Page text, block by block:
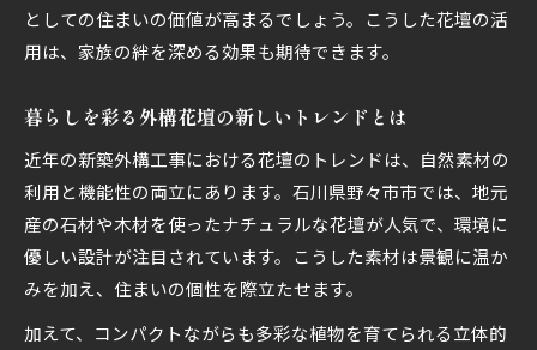
としての住まいの価値が高まるでしょう。こうした花壇の活
用は、家族の絆を深める効果も期待できます。
暮らしを彩る外構花壇の新しいトレンドとは
近年の新築外構工事における花壇のトレンドは、自然素材の
利用と機能性の両立にあります。石川県野々市市では、地元
産の石材や木材を使ったナチュラルな花壇が人気で、環境に
優しい設計が注目されています。こうした素材は景観に温か
みを加え、住まいの個性を際立たせます。
加えて、コンパクトながらも多彩な植物を育てられる立体的